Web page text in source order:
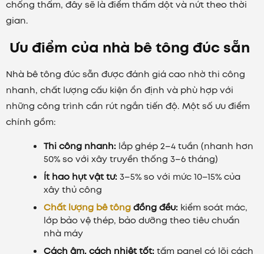
chống thấm, đây sẽ là điểm thấm dột và nứt theo thời
gian.
Ưu điểm của nhà bê tông đúc sẵn
Nhà bê tông đúc sẵn được đánh giá cao nhờ thi công
nhanh, chất lượng cấu kiện ổn định và phù hợp với
những công trình cần rút ngắn tiến độ. Một số ưu điểm
chính gồm:
Thi công nhanh: lắp ghép 2–4 tuần (nhanh hơn
50% so với xây truyền thống 3–6 tháng)
Ít hao hụt vật tư:3–5% so với mức 10–15% của
xây thủ công
Chất lượng bê tôngđồng đều: kiểm soát mác,
lớp bảo vệ thép, bảo dưỡng theo tiêu chuẩn
nhà máy
Cách âm, cách nhiệt tốt:tấm panel có lõi cách